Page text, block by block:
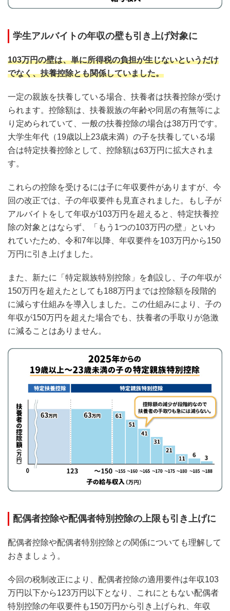
学生アルバイトの年収の壁も引き上げ対象に
103万円の壁は、単に所得税の負担が生じないというだけ
でなく、扶養控除とも関係していました。
一定の親族を扶養している場合、扶養者は扶養控除が受け
られます。控除額は、扶養親族の年齢や同居の有無等によ
り定められていて、一般の扶養控除の場合は38万円です。
大学生年代（19歳以上23歳未満）の子を扶養している場
合は特定扶養控除として、控除額は63万円に拡大されま
す。
これらの控除を受けるには子に年収要件がありますが、今
回の改正では、子の年収要件も見直されました。もし子が
アルバイトをして年収が103万円を超えると、特定扶養控
除の対象とはならず、「もう1つの103万円の壁」といわ
れていたため、令和7年以降、年収要件を103万円から150
万円に引き上げました。
また、新たに「特定親族特別控除」を創設し、子の年収が
150万円を超えたとしても188万円までは控除額を段階的
に減らす仕組みを導入しました。この仕組みにより、子の
年収が150万円を超えた場合でも、扶養者の手取りが急激
に減ることはありません。
配偶者控除や配偶者特別控除の上限も引き上げに
配偶者控除や配偶者特別控除との関係についても理解して
おきましょう。
今回の税制改正により、配偶者控除の適用要件は年収103
万円以下から123万円以下となり、これにともない配偶者
特別控除の年収要件も150万円から引き上げられ、年収